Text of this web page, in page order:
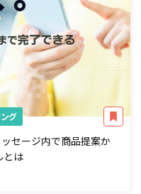
グ
セージ内で商品提案か
とは